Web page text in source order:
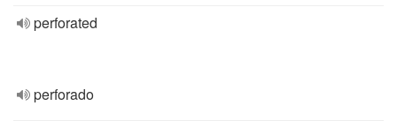
perforated
perforado